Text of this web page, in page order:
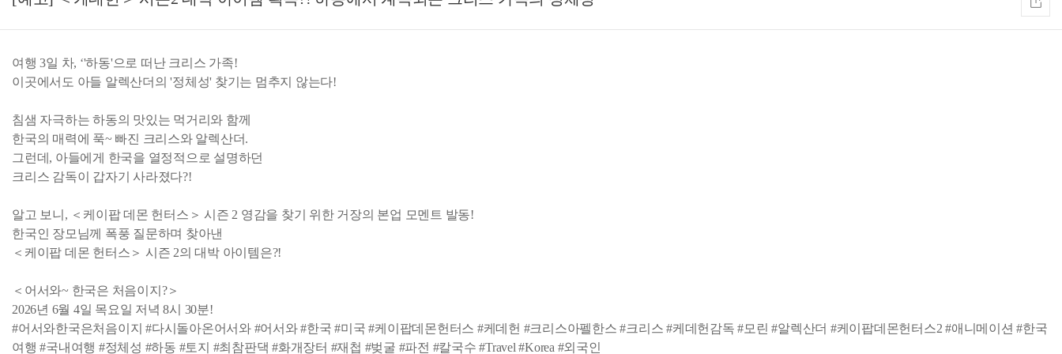
여행 3일 차, ‘'하동'으로 떠난 크리스 가족!
이곳에서도 아들 알렉산더의 '정체성' 찾기는 멈추지 않는다!
침샘 자극하는 하동의 맛있는 먹거리와 함께
한국의 매력에 푹~ 빠진 크리스와 알렉산더.
그런데, 아들에게 한국을 열정적으로 설명하던
크리스 감독이 갑자기 사라졌다?!
알고 보니, ＜케이팝 데몬 헌터스＞ 시즌 2 영감을 찾기 위한 거장의 본업 모멘트 발동!
한국인 장모님께 폭풍 질문하며 찾아낸
＜케이팝 데몬 헌터스＞ 시즌 2의 대박 아이템은?!
＜어서와~ 한국은 처음이지?＞
2026년 6월 4일 목요일 저녁 8시 30분!
#어서와한국은처음이지 #다시돌아온어서와 #어서와 #한국 #미국 #케이팝데몬헌터스 #케데헌 #크리스아펠한스 #크리스 #케데헌감독 #모린 #알렉산더 #케이팝데몬헌터스2 #애니메이션 #한국
여행 #국내여행 #정체성 #하동 #토지 #최참판댁 #화개장터 #재첩 #벚굴 #파전 #칼국수 #Travel #Korea #외국인